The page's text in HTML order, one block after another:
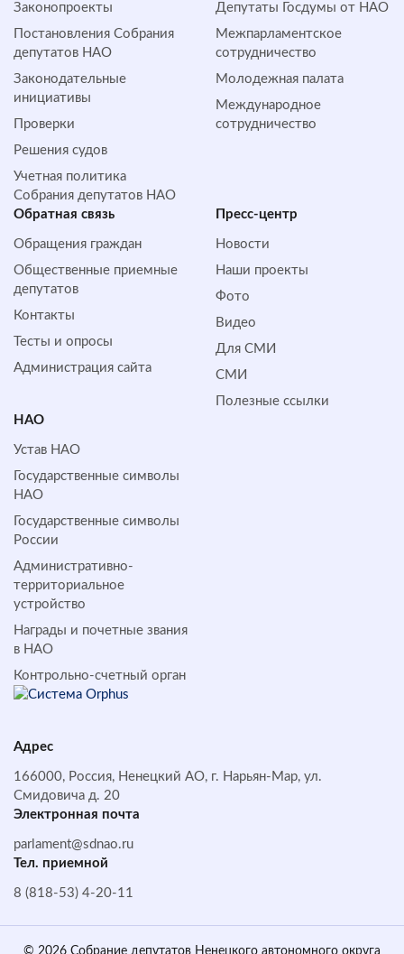
Законопроекты
Постановления Собрания
депутатов НАО
Законодательные
инициативы
Проверки
Решения судов
Учетная политика
Собрания депутатов НАО
Депутаты Госдумы от НАО
Межпарламентское
сотрудничество
Молодежная палата
Международное
сотрудничество
Обратная cвязь
Обращения граждан
Общественные приемные
депутатов
Контакты
Тесты и опросы
Администрация сайта
Пресс-центр
Новости
Наши проекты
Фото
Видео
Для СМИ
СМИ
Полезные ссылки
НАО
Устав НАО
Государственные символы
НАО
Государственные символы
России
Административно-
территориальное
устройство
Награды и почетные звания
в НАО
Контрольно-счетный орган
Адрес
166000, Россия, Ненецкий АО, г. Нарьян-Мар, ул.
Смидовича д. 20
Электронная почта
parlament@sdnao.ru
Тел. приемной
8 (818-53) 4-20-11
© 2026 Собрание депутатов Ненецкого автономного округа